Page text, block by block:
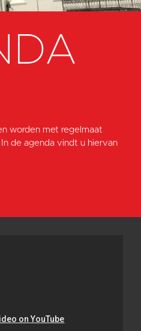
worden met regelmaat
de agenda vindt u hiervan